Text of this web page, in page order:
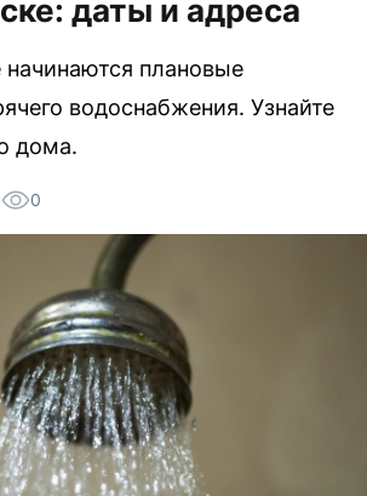
даты и адреса
начинаются плановые
водоснабжения. Узнайте
дома.
0